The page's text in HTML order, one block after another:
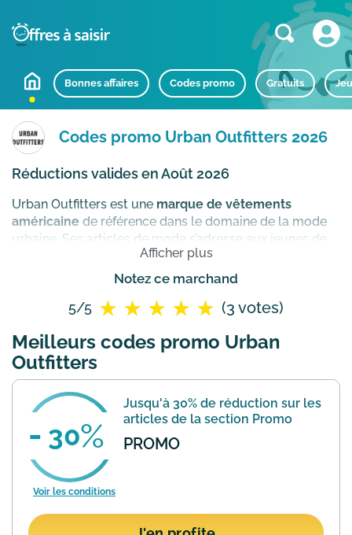
Bonnes affaires Codes promo Gratuits
Codes promo Urban Outfitters 2026
Réductions valides en Août 2026
Urban Outfitters est une marque de vêtements
américaine de référence dans le domaine de la mode
urbaine. Ses articles de mode s’adresse aux jeunes de
18 à 30 ans aimant se démarquer par leur code
vestimentaire. Marque décalée, Urban Outfitters vous
hipster, vintage ou même kitsch y trouveront leur
Outfitters ?
Afficher plus
Notez ce marchand
5/5 (3 votes)
Meilleurs codes promo Urban
Outfitters
30
Jusqu'à 30% de réduction sur les
articles de la section Promo
PROMO
Voir les conditions